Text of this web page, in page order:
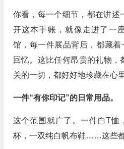
你看，每一个细节，都在讲述
开这本手账，就像走进了一
馆，每一件展品背后，都藏
回忆。这比任何昂贵的礼物，
关的一切，都好好地珍藏在心里
一件“有你印记”的日常用品。
这个范围就广了。一件白T恤
杯，一双纯白帆布鞋……这些都